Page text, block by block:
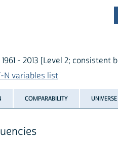
- 2013 [Level 2; consistent
N variables list
COMPARABILITY UNIVERSE